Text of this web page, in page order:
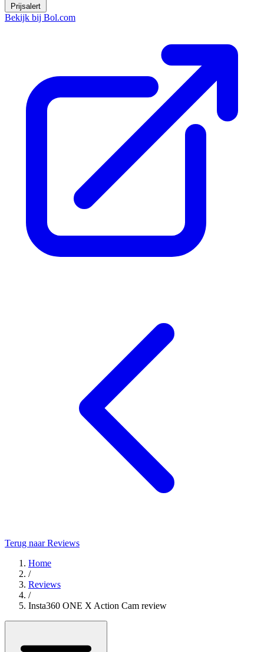
Prijsalert
Bekijk bij Bol.com
Terug naar Reviews
Home
/
Reviews
/
Insta360 ONE X Action Cam review